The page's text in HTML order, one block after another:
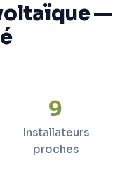
—
9
Installateurs
proches